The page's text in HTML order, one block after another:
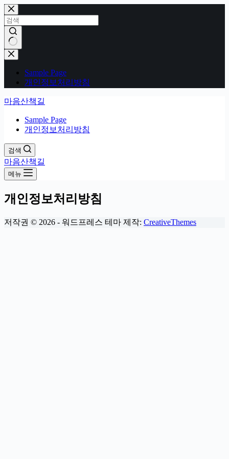
본
문
으
로
건
너
결
Sample Page
개인정보처리방침
마음산책길
Sample Page
개인정보처리방침
검색
마음산책길
메뉴
개인정보처리방침
저작권 © 2026 - 워드프레스 테마 제작: CreativeThemes